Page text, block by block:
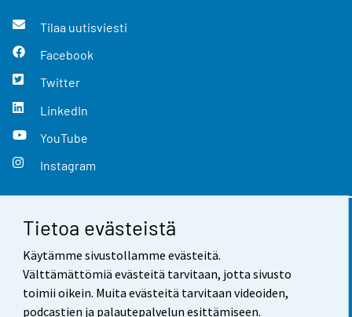
Tietoa evästeistä
Käytämme sivustollamme evästeitä.
Välttämättömiä evästeitä tarvitaan, jotta sivusto
toimii oikein. Muita evästeitä tarvitaan videoiden,
podcastien ja palautepalvelun esittämiseen.
Tilaa uutisviesti
Facebook
Twitter
LinkedIn
YouTube
Instagram
Yhteystiedot
Palaute
Käyttöehdot